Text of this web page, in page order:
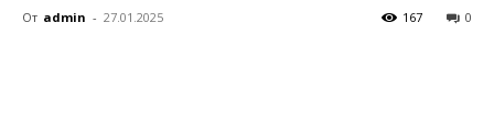
От admin - 27.01.2025 0
167